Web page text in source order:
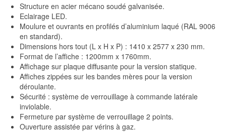
Structure en acier mécano soudé galvanisée.
Eclairage LED.
Moulure et ouvrants en profilés d’aluminium laqué (RAL 9006
en standard).
Dimensions hors tout (L x H x P) : 1410 x 2577 x 230 mm.
Format de l’affiche : 1200mm x 1760mm.
Affichage sur plaque diffusante pour la version statique.
Affiches zippées sur les bandes mères pour la version
déroulante.
Sécurité : système de verrouillage à commande latérale
inviolable.
Fermeture par système de verrouillage 2 points.
Ouverture assistée par vérins à gaz.